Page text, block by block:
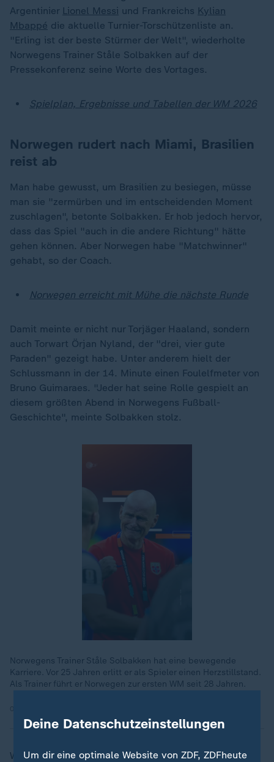
Argentinier Lionel Messi und Frankreichs Kylian
Mbappé die aktuelle Turnier-Torschützenliste an.
"Erling ist der beste Stürmer der Welt", wiederholte
Norwegens Trainer Ståle Solbakken auf der
Pressekonferenz seine Worte des Vortages.
Spielplan, Ergebnisse und Tabellen der WM 2026
Norwegen rudert nach Miami, Brasilien
reist ab
Man habe gewusst, um Brasilien zu besiegen, müsse
man sie "zermürben und im entscheidenden Moment
zuschlagen", betonte Solbakken. Er hob jedoch hervor,
dass das Spiel "auch in die andere Richtung" hätte
gehen können. Aber Norwegen habe "Matchwinner"
gehabt, so der Coach.
Norwegen erreicht mit Mühe die nächste Runde
Damit meinte er nicht nur Torjäger Haaland, sondern
auch Torwart Örjan Nyland, der "drei, vier gute
Paraden" gezeigt habe. Unter anderem hielt der
Schlussmann in der 14. Minute einen Foulelfmeter von
Bruno Guimaraes. "Jeder hat seine Rolle gespielt an
diesem größten Abend in Norwegens Fußball-
Geschichte", meinte Solbakken stolz.
Norwegens Trainer Ståle Solbakken hat eine bewegende
Karriere. Vor 25 Jahren erlitt er als Spieler einen Herzstillstand.
Als Trainer führt er Norwegen zur ersten WM seit 28 Jahren.
Während sein Team nun ins WM-Viertelfinale nach
Deine Datenschutzeinstellungen
Um dir eine optimale Website von ZDF, ZDFheute